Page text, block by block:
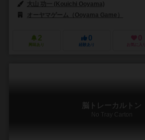
大山 功一 (Kouichi Ooyama)
オーヤマゲーム（Ooyama Game）
2
興味あり
0
経験あり
0
お気に入り
脳トレーカルトン
No Tray Carton